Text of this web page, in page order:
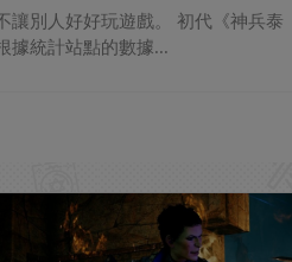
讓別人好好玩遊戲。 初代《神兵泰
據統計站點的數據...